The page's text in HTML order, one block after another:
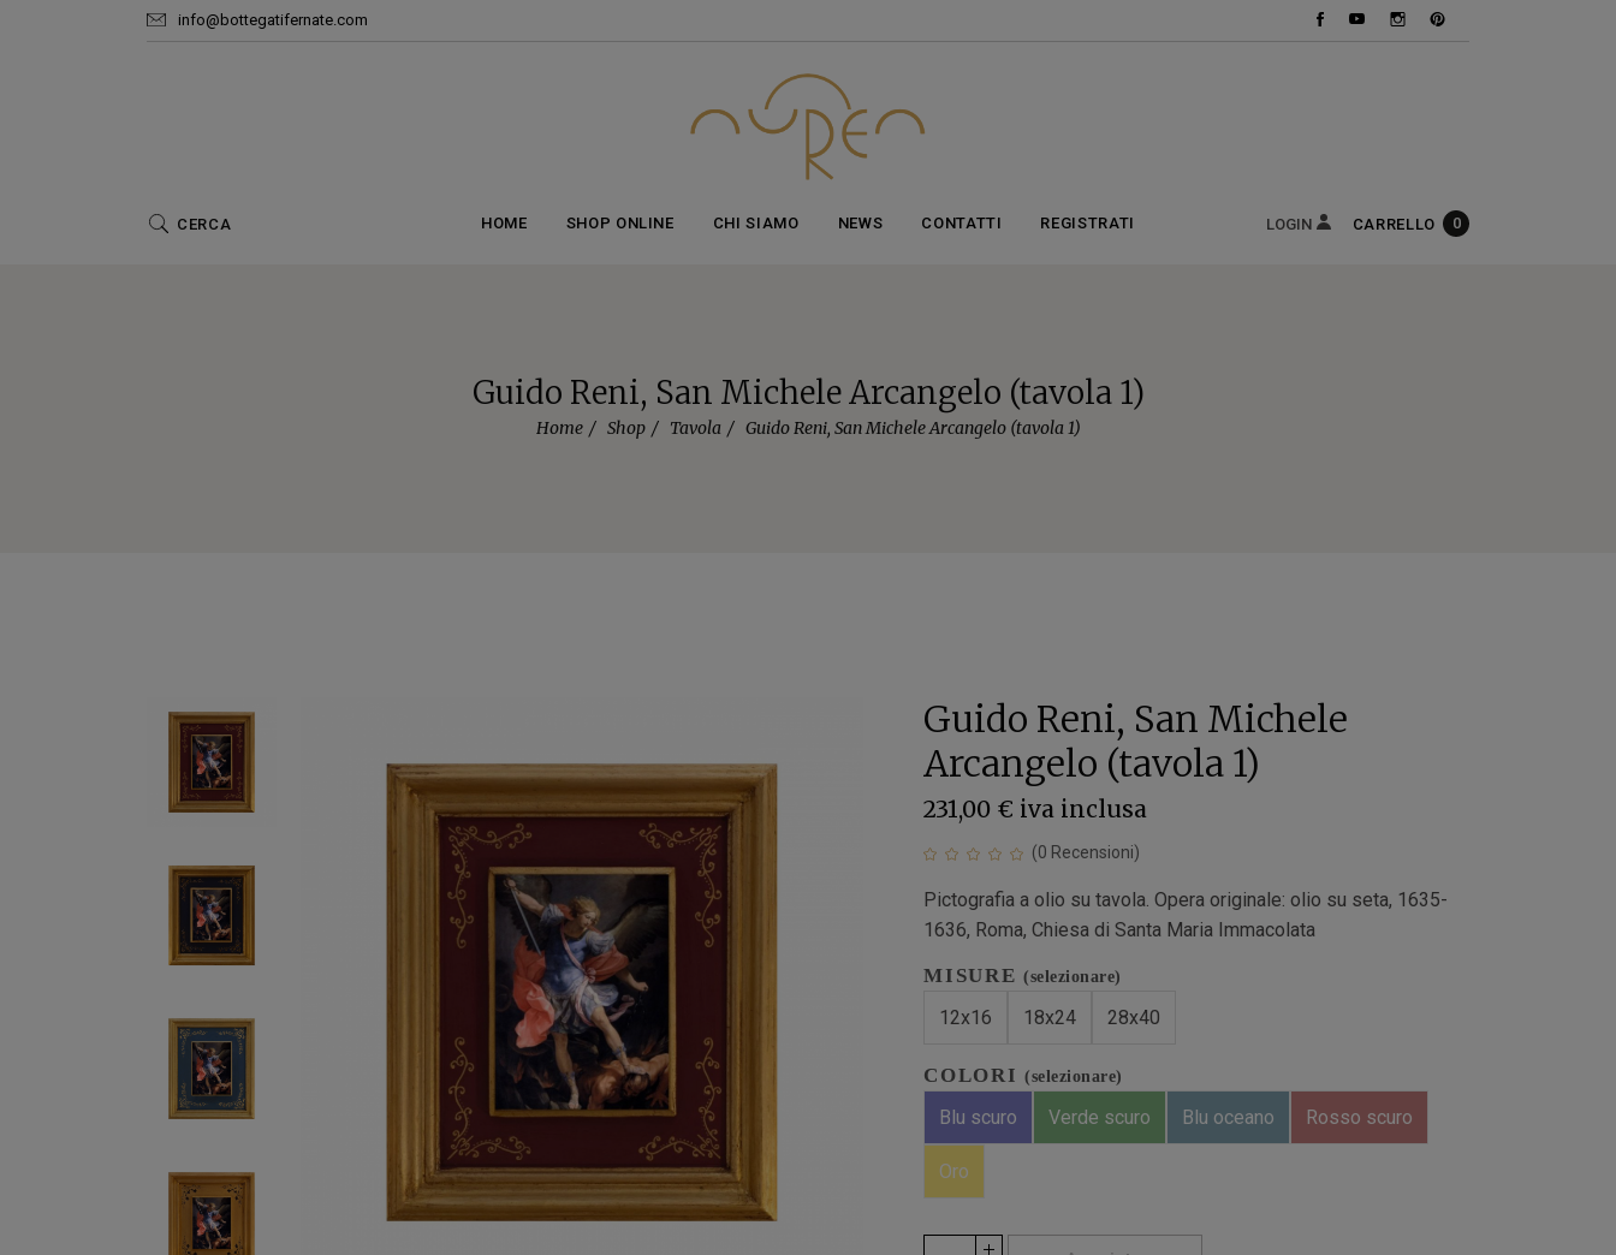
info@bottegatifernate.com
HOME SHOP ONLINE CHI SIAMO NEWS CONTATTI REGISTRATI LOGIN CARRELLO 0
Guido Reni, San Michele Arcangelo (tavola 1)
Home Shop Tavola Guido Reni, San Michele Arcangelo (tavola 1)
Guido Reni, San Michele
Arcangelo (tavola 1)
231,00 € iva inclusa
(0 Recensioni)
Pictografia a olio su tavola. Opera originale: olio su seta, 1635-
1636, Roma, Chiesa di Santa Maria Immacolata
MISURE(selezionare)
12x16 18x24 28x40
COLORI(selezionare)
Blu scuro Verde scuro Blu oceano Rosso scuro
Oro